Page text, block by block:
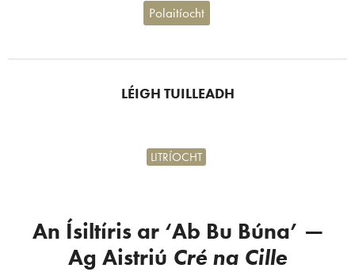
Polaitíocht
LÉIGH TUILLEADH
An Ísiltíris ar ‘Ab Bu Búna’ —
Ag Aistriú Cré na Cille
LITRÍOCHT